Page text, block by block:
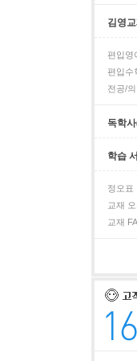
김영교
편입영
편입수
전공/
독학
학습
정오표
교재
교재